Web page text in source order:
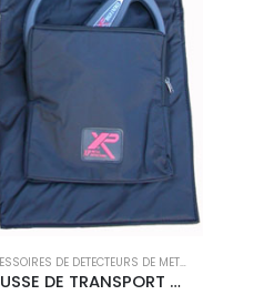
ACCESSOIRES DE DETECTEURS DE METAUX
HOUSSE DE TRANSPORT XP